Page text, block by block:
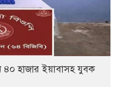
৪০ হাজার ইয়াবাসহ যুবক